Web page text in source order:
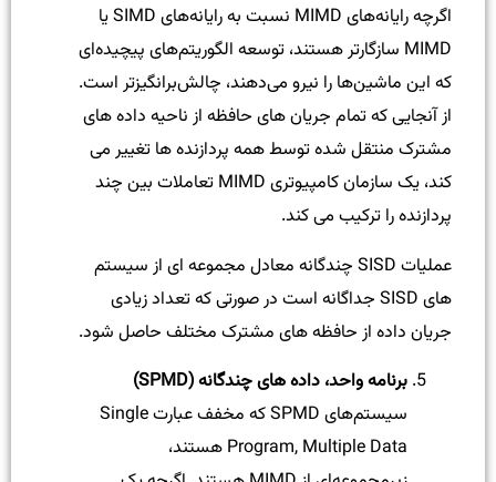
اگرچه رایانه‌های MIMD نسبت به رایانه‌های SIMD یا
MIMD سازگارتر هستند، توسعه الگوریتم‌های پیچیده‌ای
که این ماشین‌ها را نیرو می‌دهند، چالش‌برانگیزتر است.
از آنجایی که تمام جریان های حافظه از ناحیه داده های
مشترک منتقل شده توسط همه پردازنده ها تغییر می
کند، یک سازمان کامپیوتری MIMD تعاملات بین چند
پردازنده را ترکیب می کند.
عملیات SISD چندگانه معادل مجموعه ای از سیستم
های SISD جداگانه است در صورتی که تعداد زیادی
جریان داده از حافظه های مشترک مختلف حاصل شود.
برنامه واحد، داده های چندگانه (SPMD)
سیستم‌های SPMD که مخفف عبارت Single
Program, Multiple Data هستند،